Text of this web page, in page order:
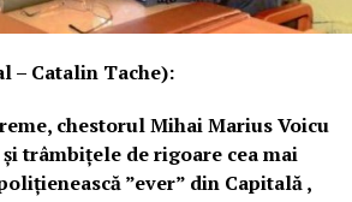
– Catalin Tache):
chestorul Mihai Marius Voicu
trâmbițele de rigoare cea mai
”ever” din Capitală ,